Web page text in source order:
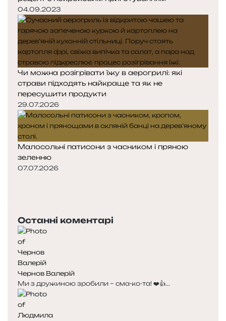
04.09.2023
Чи можна розігрівати їжу в аерогрилі: які
страви підходять найкраще та як не
пересушити продукти
29.07.2026
Малосольні патисони з часником і пряною
зеленню
07.07.2026
Останні коментарі
Чернов Валерій
Ми з дружиною зробили – сма-ко-та! ❤️👍...